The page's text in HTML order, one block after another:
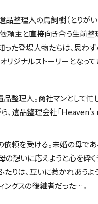
整理人の鳥飼樹（とりがい
頼主と直接向き合う生前整
た登場人物たちは、思わ
ジナルストーリーとなって
理人。商社マンとして忙
、遺品整理会社「
頼を受ける。未婚の母であ
の想いに応えようと心を砕
たりは、互いに惹かれあう
ングスの後継者だった…。